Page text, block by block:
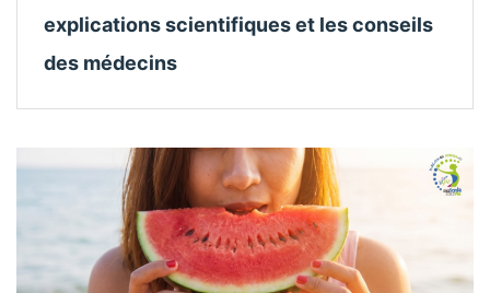
explications scientifiques et les conseils
des médecins